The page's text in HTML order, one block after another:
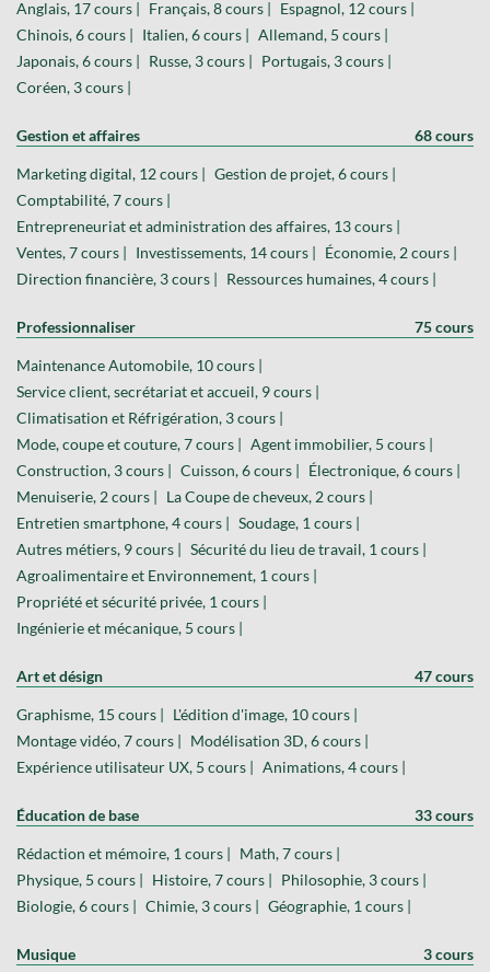
Anglais, 17 cours | Français, 8 cours | Espagnol, 12 cours |
Chinois, 6 cours | Italien, 6 cours | Allemand, 5 cours |
Japonais, 6 cours | Russe, 3 cours | Portugais, 3 cours |
Coréen, 3 cours |
Gestion et affaires 68 cours
Marketing digital, 12 cours | Gestion de projet, 6 cours |
Comptabilité, 7 cours |
Entrepreneuriat et administration des affaires, 13 cours |
Ventes, 7 cours | Investissements, 14 cours | Économie, 2 cours |
Direction financière, 3 cours | Ressources humaines, 4 cours |
Professionnaliser 75 cours
Maintenance Automobile, 10 cours |
Service client, secrétariat et accueil, 9 cours |
Climatisation et Réfrigération, 3 cours |
Mode, coupe et couture, 7 cours | Agent immobilier, 5 cours |
Construction, 3 cours | Cuisson, 6 cours | Électronique, 6 cours |
Menuiserie, 2 cours | La Coupe de cheveux, 2 cours |
Entretien smartphone, 4 cours | Soudage, 1 cours |
Autres métiers, 9 cours | Sécurité du lieu de travail, 1 cours |
Agroalimentaire et Environnement, 1 cours |
Propriété et sécurité privée, 1 cours |
Ingénierie et mécanique, 5 cours |
Art et désign 47 cours
Graphisme, 15 cours | L'édition d'image, 10 cours |
Montage vidéo, 7 cours | Modélisation 3D, 6 cours |
Expérience utilisateur UX, 5 cours | Animations, 4 cours |
Éducation de base 33 cours
Rédaction et mémoire, 1 cours | Math, 7 cours |
Physique, 5 cours | Histoire, 7 cours | Philosophie, 3 cours |
Biologie, 6 cours | Chimie, 3 cours | Géographie, 1 cours |
Musique 3 cours